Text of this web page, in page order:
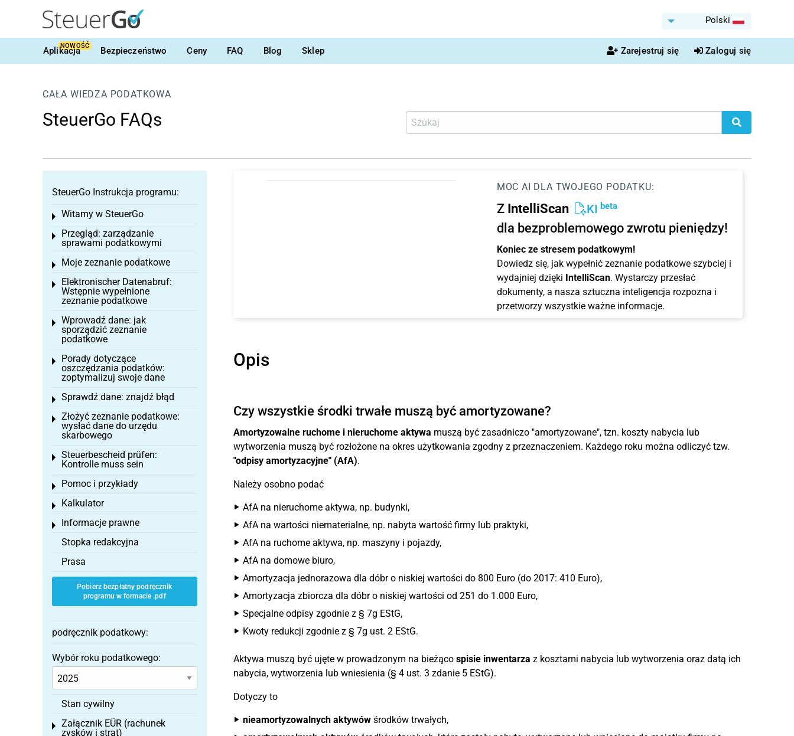
Polski
Aplikacja
NOWOŚĆ Bezpieczeństwo Ceny FAQ Blog Sklep Zarejestruj się Zaloguj się
CAŁA WIEDZA PODATKOWA
SteuerGo FAQs
MOC AI DLA TWOJEGO PODATKU:
Z IntelliScan KI beta
dla bezproblemowego zwrotu pieniędzy!
Koniec ze stresem podatkowym!
Dowiedz się, jak wypełnić zeznanie podatkowe szybciej i
wydajniej dzięki IntelliScan. Wystarczy przesłać
dokumenty, a nasza sztuczna inteligencja rozpozna i
przetworzy wszystkie ważne informacje.
Opis
Czy wszystkie środki trwałe muszą być amortyzowane?
Amortyzowalne ruchome i nieruchome aktywa muszą być zasadniczo "amortyzowane", tzn. koszty nabycia lub
wytworzenia muszą być rozłożone na okres użytkowania zgodny z przeznaczeniem. Każdego roku można odliczyć tzw.
"odpisy amortyzacyjne" (AfA).
Należy osobno podać
AfA na nieruchome aktywa, np. budynki,
AfA na wartości niematerialne, np. nabyta wartość firmy lub praktyki,
AfA na ruchome aktywa, np. maszyny i pojazdy,
AfA na domowe biuro,
Amortyzacja jednorazowa dla dóbr o niskiej wartości do 800 Euro (do 2017: 410 Euro),
Amortyzacja zbiorcza dla dóbr o niskiej wartości od 251 do 1.000 Euro,
Specjalne odpisy zgodnie z § 7g EStG,
Kwoty redukcji zgodnie z § 7g ust. 2 EStG.
Aktywa muszą być ujęte w prowadzonym na bieżąco spisie inwentarza z kosztami nabycia lub wytworzenia oraz datą ich
nabycia, wytworzenia lub wniesienia (§ 4 ust. 3 zdanie 5 EStG).
Dotyczy to
nieamortyzowalnych aktywówśrodków trwałych,
SteuerGo Instrukcja programu:
Witamy w SteuerGo
Toggle menu
Przegląd: zarządzanie
sprawami podatkowymi
Toggle menu
Moje zeznanie podatkowe
Toggle menu
Elektronischer Datenabruf:
Wstępnie wypełnione
zeznanie podatkowe
Toggle menu
Wprowadź dane: jak
sporządzić zeznanie
podatkowe
Toggle menu
Porady dotyczące
oszczędzania podatków:
zoptymalizuj swoje dane
Toggle menu
Sprawdź dane: znajdź błąd
Toggle menu
Złożyć zeznanie podatkowe:
wysłać dane do urzędu
skarbowego
Toggle menu
Steuerbescheid prüfen:
Kontrolle muss sein
Toggle menu
Pomoc i przykłady
Toggle menu
Kalkulator
Toggle menu
Informacje prawne
Toggle menu
Stopka redakcyjna
Prasa
Pobierz bezpłatny podręcznik
programu w formacie .pdf
podręcznik podatkowy:
Wybór roku podatkowego:
Stan cywilny
Załącznik EÜR (rachunek
zysków i strat)
Toggle menu